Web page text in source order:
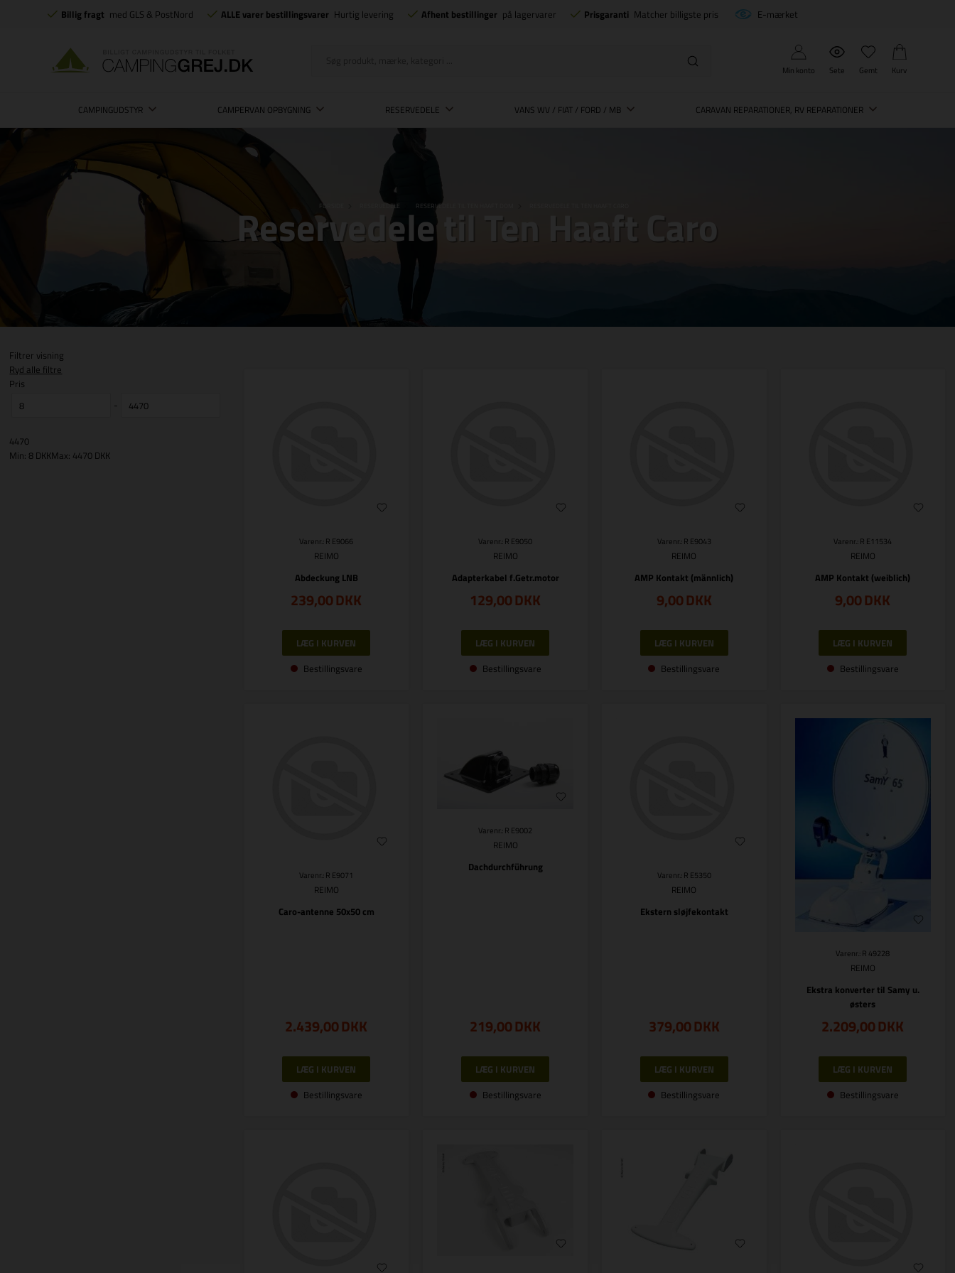
Billig fragt med GLS & PostNord ALLE varer bestillingsvarer Hurtig levering Afhent bestillinger på lagervarer Prisgaranti Matcher billigste pris E-mærket
Min konto Sete Gemt Kurv
CAMPINGUDSTYR CAMPERVAN OPBYGNING RESERVEDELE VANS WV / FIAT / FORD / MB CARAVAN REPARATIONER, RV REPARATIONER
FORSIDE RESERVEDELE RESERVEDELE TIL TEN HAAFT DOM
Reservedele til Ten Haaft Caro
Filtrer visning
Ryd alle filtre
Pris
-
4470
Min: 8 DKKMax: 4470 DKK
Varenr.: R E9066
REIMO
Abdeckung LNB
239,00DKK
Bestillingsvare
Varenr.: R E9050
REIMO
Adapterkabel f.Getr.motor
129,00DKK
Bestillingsvare
Varenr.: R E9043
REIMO
AMP Kontakt (männlich)
9,00DKK
Bestillingsvare
Varenr.: R E11534
REIMO
AMP Kontakt (weiblich)
9,00DKK
Bestillingsvare
Varenr.: R E9071
REIMO
Caro-antenne 50x50 cm
2.439,00DKK
Bestillingsvare
Varenr.: R E9002
REIMO
Dachdurchführung
219,00DKK
Bestillingsvare
Varenr.: R E5350
REIMO
Ekstern sløjfekontakt
379,00DKK
Bestillingsvare
Varenr.: R 49228
REIMO
Ekstra konverter til Samy u.
østers
2.209,00DKK
Bestillingsvare